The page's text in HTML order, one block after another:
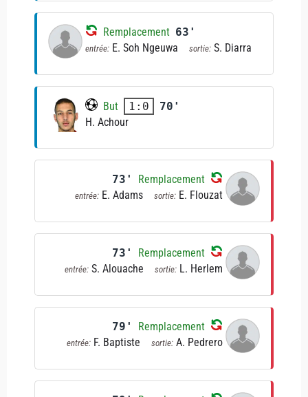
Remplacement 63'
entrée: E. Soh Ngeuwa sortie: S. Diarra
But 1:0
70'
H. Achour
73' Remplacement
entrée: E. Adams sortie: E. Flouzat
73' Remplacement
entrée: S. Alouache sortie: L. Herlem
79' Remplacement
entrée: F. Baptiste sortie: A. Pedrero